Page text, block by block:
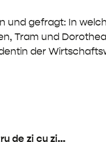
gefragt: In
Tram und
der
de zi cu zi…